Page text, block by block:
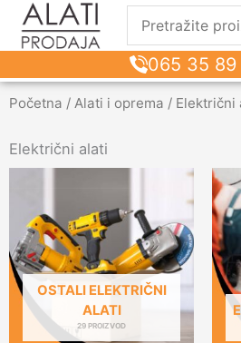
065 35
Početna / Alati i oprema / Električni
Električni alati
OSTALI ELEKTRIČNI
ALATI
29 PROIZVOD